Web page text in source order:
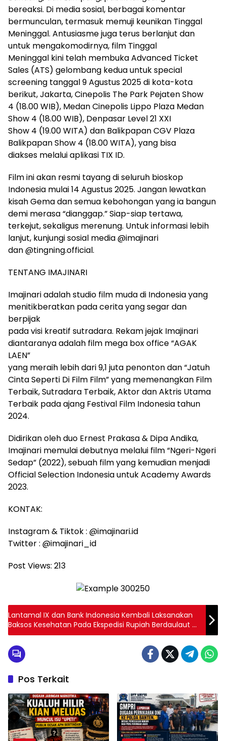
bereaksi. Di media sosial, berbagai komentar
bermunculan, termasuk memuji keunikan Tinggal
Meninggal. Antusiasme juga terus berlanjut dan
untuk mengakomodirnya, film Tinggal
Meninggal kini telah membuka Advanced Ticket
Sales (ATS) gelombang kedua untuk special
screening tanggal 9 Agustus 2025 di kota-kota
berikut, Jakarta, Cinepolis The Park Pejaten Show
4 (18.00 WIB), Medan Cinepolis Lippo Plaza Medan
Show 4 (18.00 WIB), Denpasar Level 21 XXI
Show 4 (19.00 WITA) dan Balikpapan CGV Plaza
Balikpapan Show 4 (18.00 WITA), yang bisa
diakses melalui aplikasi TIX ID.
Film ini akan resmi tayang di seluruh bioskop
Indonesia mulai 14 Agustus 2025. Jangan lewatkan
kisah Gema dan semua kebohongan yang ia bangun
demi merasa “dianggap.” Siap-siap tertawa,
terkejut, sekaligus merenung. Untuk informasi lebih
lanjut, kunjungi sosial media @imajinari
dan @tingning.official.
TENTANG IMAJINARI
Imajinari adalah studio film muda di Indonesia yang
menitikberatkan pada cerita yang segar dan
berpijak
pada visi kreatif sutradara. Rekam jejak Imajinari
diantaranya adalah film mega box office “AGAK
LAEN”
yang meraih lebih dari 9,1 juta penonton dan “Jatuh
Cinta Seperti Di Film Film” yang memenangkan Film
Terbaik, Sutradara Terbaik, Aktor dan Aktris Utama
Terbaik pada ajang Festival Film Indonesia tahun
2024.
Didirikan oleh duo Ernest Prakasa & Dipa Andika,
Imajinari memulai debutnya melalui film “Ngeri-Ngeri
Sedap” (2022), sebuah film yang kemudian menjadi
Official Selection Indonesia untuk Academy Awards
2023.
KONTAK:
Instagram & Tiktok : @imajinari.id
Twitter : @imajinari_id
Post Views: 213
Lantamal IX dan Bank Indonesia Kembali Laksanakan
Baksos Kesehatan Pada Ekspedisi Rupiah Berdaulaut di
Desa Tayando Kota Tual
Pos Terkait